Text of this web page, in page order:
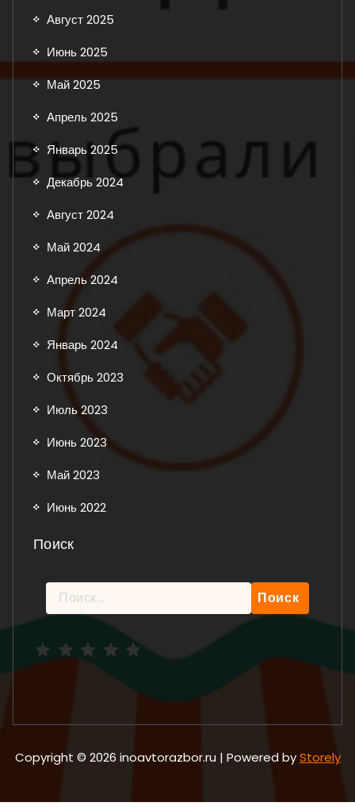
Август 2025
Июнь 2025
Май 2025
Апрель 2025
Январь 2025
Декабрь 2024
Август 2024
Май 2024
Апрель 2024
Март 2024
Январь 2024
Октябрь 2023
Июль 2023
Июнь 2023
Май 2023
Июнь 2022
Поиск
Найти:
Copyright © 2026 inoavtorazbor.ru | Powered byStorely